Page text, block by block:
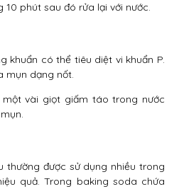
phút sau đó rửa lại với nước.
khuẩn có thể tiêu diệt vi khuẩn P.
mụn dạng nốt.
vài giọt giấm táo trong nước
thường được sử dụng nhiều trong
quả. Trong baking soda chứa